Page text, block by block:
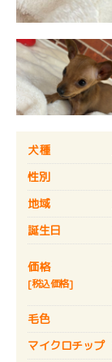
犬種
性別
地域
誕生日
価格
[税込価格]
毛色
マイクロチップ